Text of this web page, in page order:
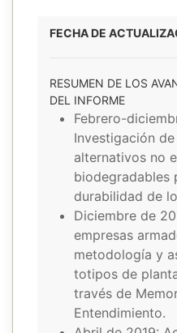
FECHA DE
RESUMEN DE LOS
DEL INFORME
Febrero-
Investigación
alternativos no
biodegradables
durabilidad de
Diciembre de
empresas
metodología y
totipos de
través de
Entendimiento.